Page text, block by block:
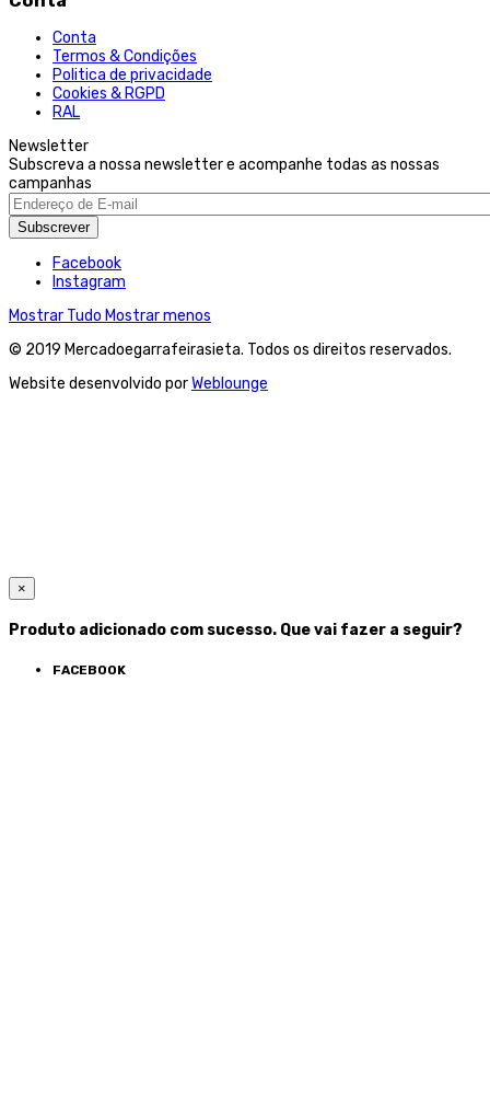
Conta
Termos & Condições
Politica de privacidade
Cookies & RGPD
RAL
Newsletter
Subscreva a nossa newsletter e acompanhe todas as nossas
campanhas
Subscrever
Facebook
Instagram
Mostrar Tudo Mostrar menos
© 2019 Mercadoegarrafeirasieta. Todos os direitos reservados.
Website desenvolvido porWeblounge
×
Produto adicionado com sucesso. Que vai fazer a seguir?
FACEBOOK